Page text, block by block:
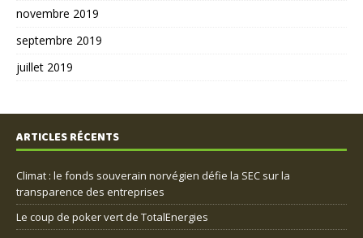
novembre 2019
septembre 2019
juillet 2019
ARTICLES RÉCENTS
Climat : le fonds souverain norvégien défie la SEC sur la
transparence des entreprises
Le coup de poker vert de TotalEnergies